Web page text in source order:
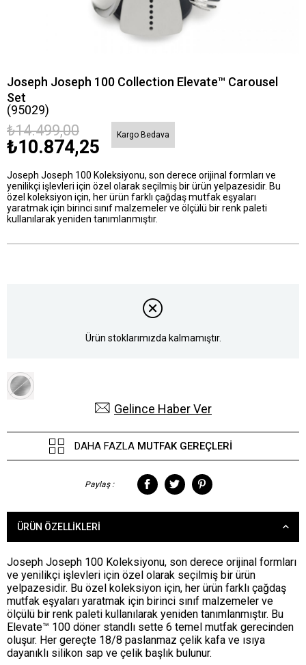
Joseph Joseph 100 Collection Elevate™ Carousel
Set
(95029)
₺14.499,00
₺10.874,25
Kargo Bedava
Joseph Joseph 100 Koleksiyonu, son derece orijinal formları ve
yenilikçi işlevleri için özel olarak seçilmiş bir ürün yelpazesidir. Bu
özel koleksiyon için, her ürün farklı çağdaş mutfak eşyaları
yaratmak için birinci sınıf malzemeler ve ölçülü bir renk paleti
kullanılarak yeniden tanımlanmıştır.
Ürün stoklarımızda kalmamıştır.
Gelince Haber Ver
DAHA FAZLA MUTFAK GEREÇLERI
Paylaş :
ÜRÜN ÖZELLIKLERI
Joseph Joseph 100 Koleksiyonu, son derece orijinal formları
ve yenilikçi işlevleri için özel olarak seçilmiş bir ürün
yelpazesidir. Bu özel koleksiyon için, her ürün farklı çağdaş
mutfak eşyaları yaratmak için birinci sınıf malzemeler ve
ölçülü bir renk paleti kullanılarak yeniden tanımlanmıştır. Bu
Elevate™ 100 döner standlı sette 6 temel mutfak gerecinden
oluşur. Her gereçte 18/8 paslanmaz çelik kafa ve ısıya
dayanıklı silikon sap ve çelik başlık bulunur.